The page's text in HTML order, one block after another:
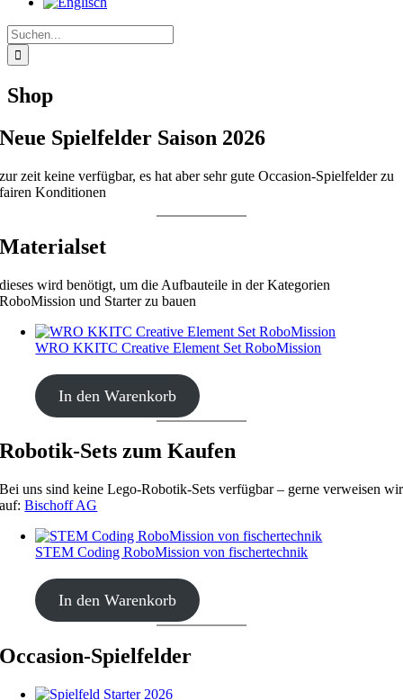
Suche
nach:
Shop
Neue Spielfelder Saison 2026
zur zeit keine verfügbar, es hat aber sehr gute Occasion-Spielfelder zu
fairen Konditionen
Materialset
dieses wird benötigt, um die Aufbauteile in der Kategorien
RoboMission und Starter zu bauen
WRO KKITC Creative Element Set RoboMission
CHF53.00
In den Warenkorb
Robotik-Sets zum Kaufen
Bei uns sind keine Lego-Robotik-Sets verfügbar – gerne verweisen wir
auf:Bischoff AG
STEM Coding RoboMission von fischertechnik
CHF499.00
In den Warenkorb
Occasion-Spielfelder